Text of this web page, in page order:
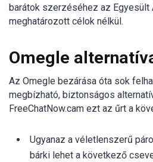
barátok szerzéséhez az Egyesült
meghatározott célok nélkül.
Omegle
Az Omegle bezárása óta sok
megbízható, biztonságos
FreeChatNow.cam ezt az űrt a
Ugyanaz a véletlenszerű
bárki lehet a következő